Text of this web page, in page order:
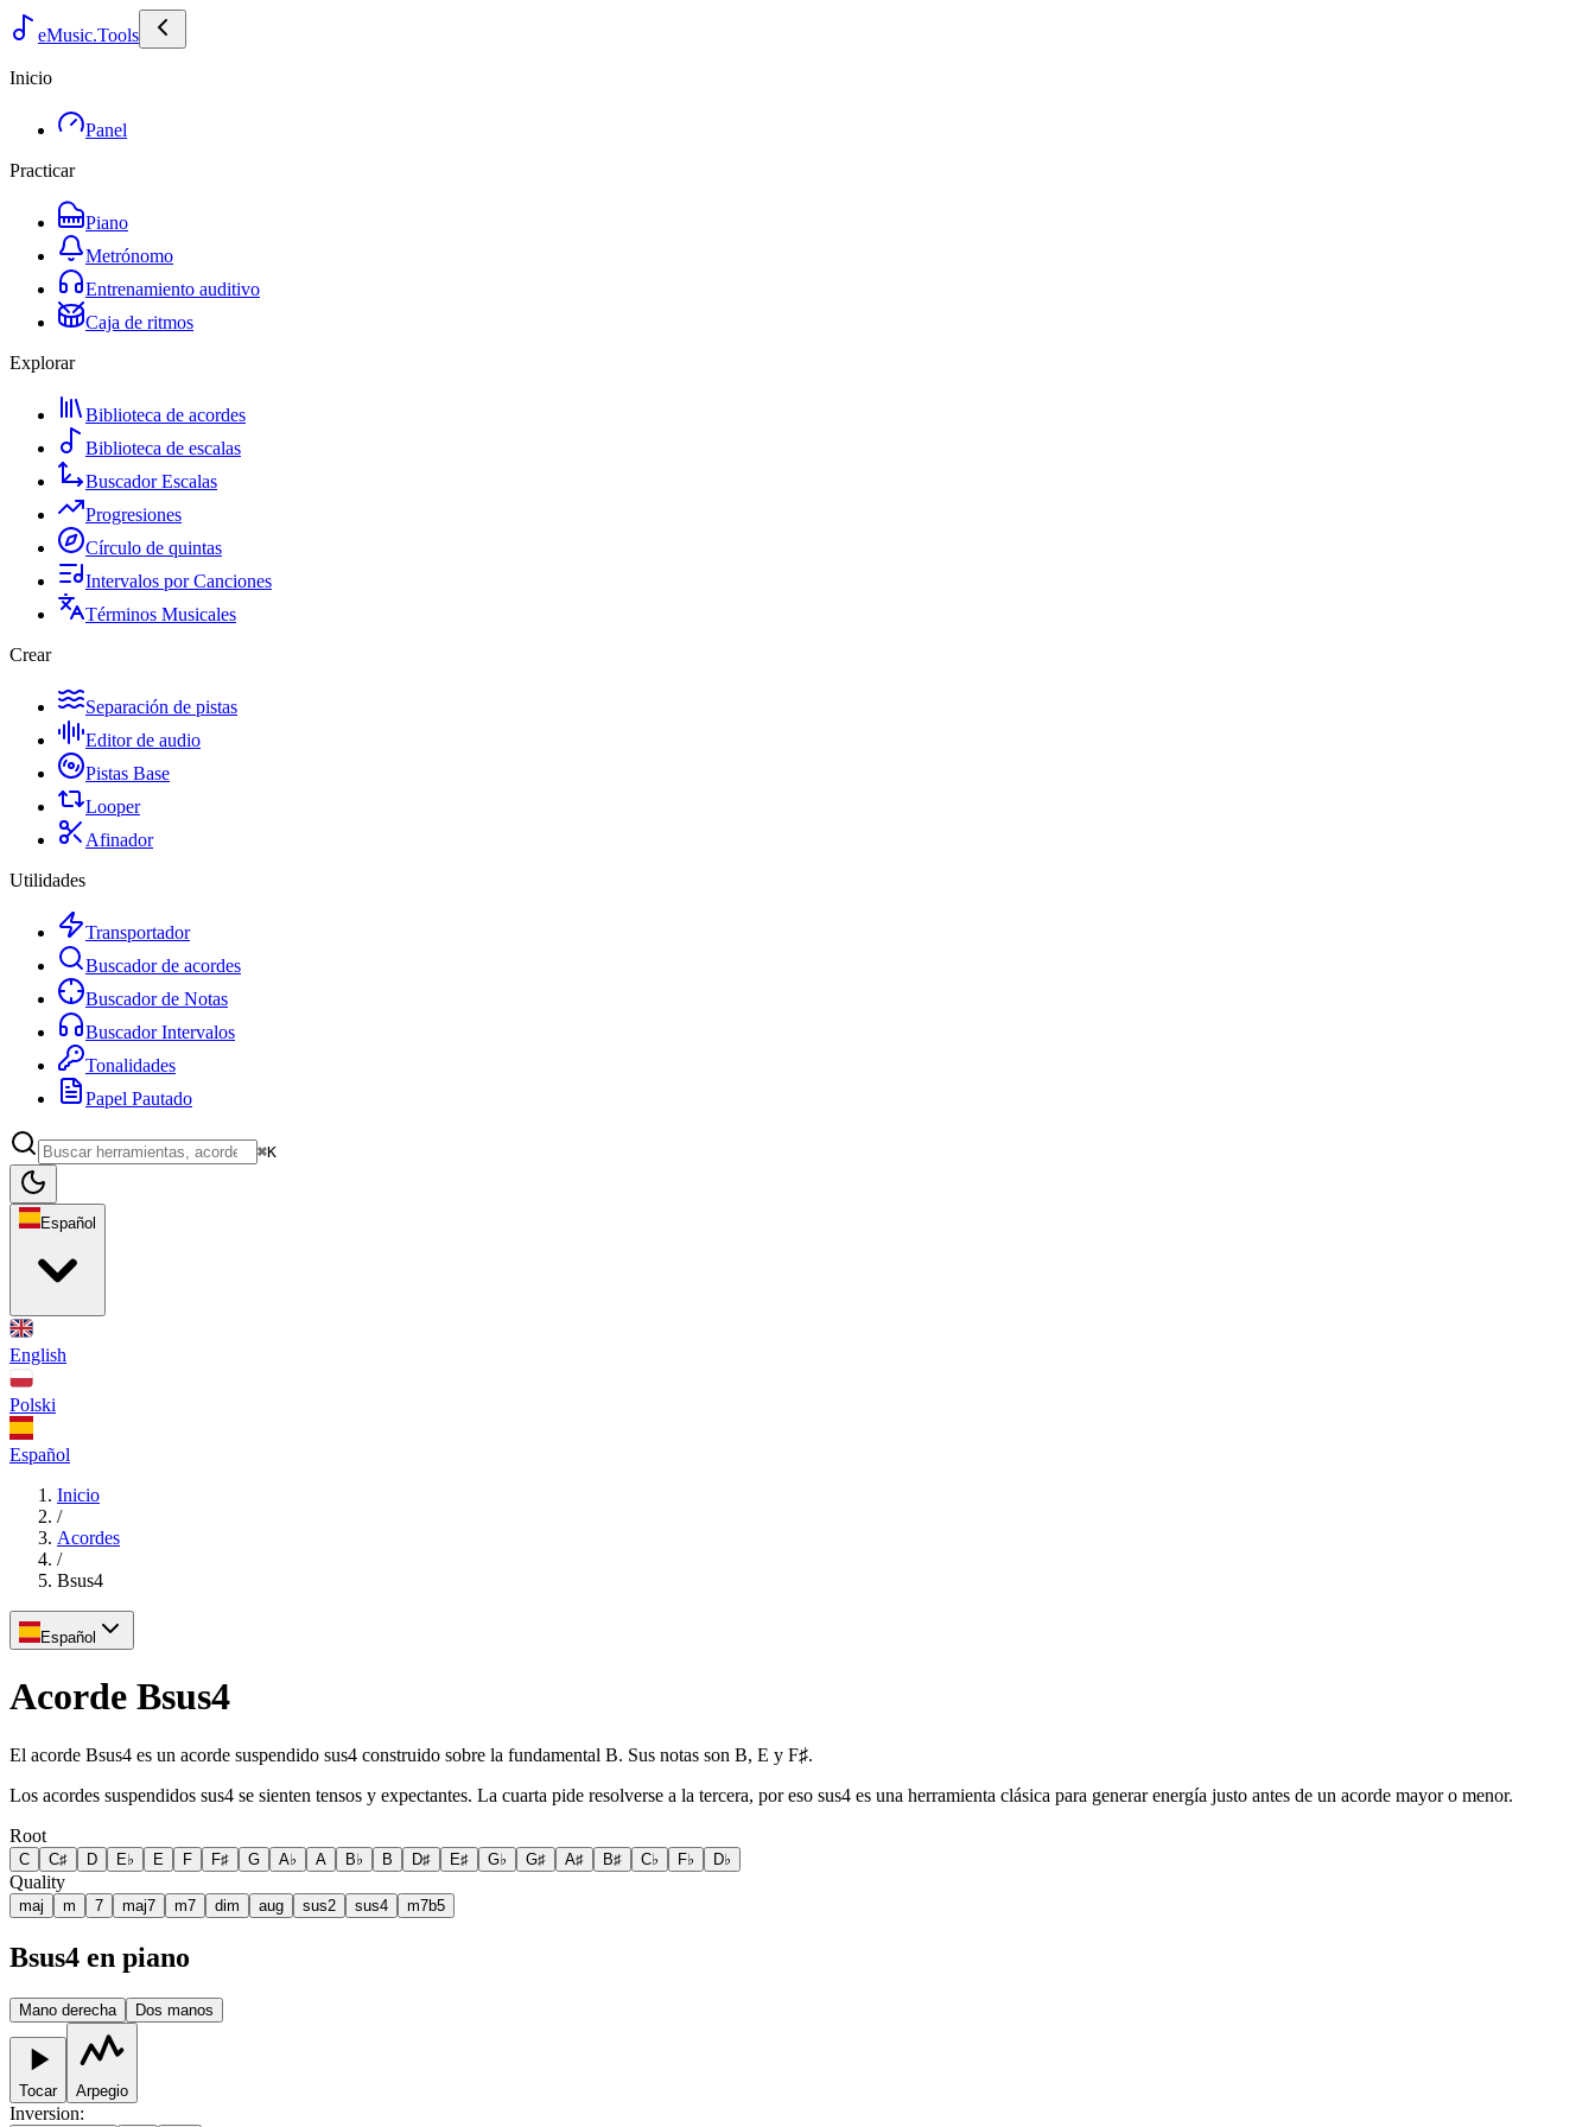
eMusic.Tools
Inicio
Panel
Practicar
Piano
Metrónomo
Entrenamiento auditivo
Caja de ritmos
Explorar
Biblioteca de acordes
Biblioteca de escalas
Buscador Escalas
Progresiones
Círculo de quintas
Intervalos por Canciones
Términos Musicales
Crear
Separación de pistas
Editor de audio
Pistas Base
Looper
Afinador
Utilidades
Transportador
Buscador de acordes
Buscador de Notas
Buscador Intervalos
Tonalidades
Papel Pautado
⌘K
Español
English
Polski
Español
Inicio
/
Acordes
/
Bsus4
Español
Acorde Bsus4
El acorde Bsus4 es un acorde suspendido sus4 construido sobre la fundamental B. Sus notas son B, E y F♯.
Los acordes suspendidos sus4 se sienten tensos y expectantes. La cuarta pide resolverse a la tercera, por eso sus4 es una herramienta clásica para generar energía justo antes de un acorde mayor o menor.
Root
C C♯ D E♭ E F F♯ G A♭ A B♭ B D♯ E♯ G♭ G♯ A♯ B♯ C♭ F♭ D♭
Quality
maj m 7 maj7 m7 dim aug sus2 sus4 m7b5
Bsus4 en piano
Mano derecha Dos manos
Tocar Arpegio
Inversion: